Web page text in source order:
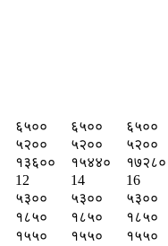
६५०० ६५००
६५००
५२०० ५२००
५२००
१३६०० १५४४०
१७२८०
12 14 16
५३०० ५३००
५३००
१८५० १८५०
१८५०
१५५० १५५०
१५५०